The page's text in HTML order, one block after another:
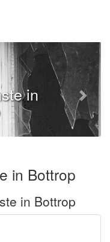
in
in Bottrop
in Bottrop